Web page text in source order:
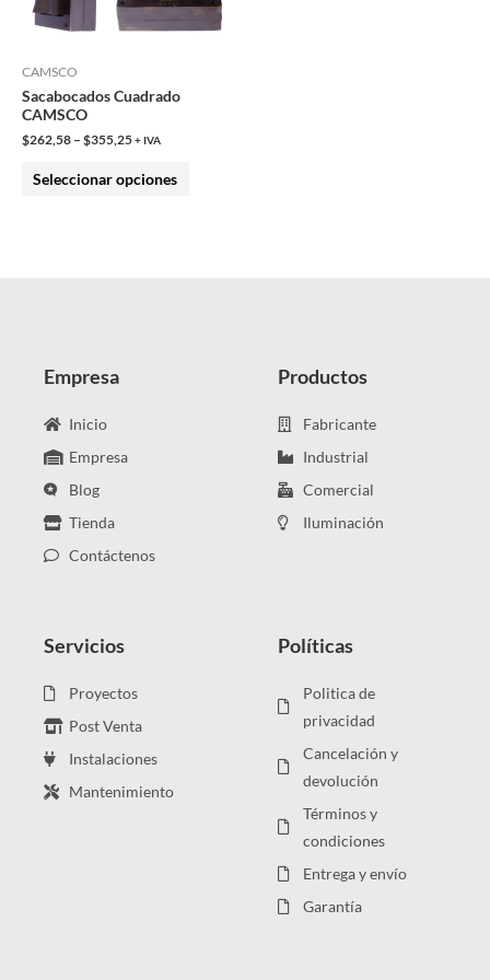
CAMSCO
Sacabocados Cuadrado
CAMSCO
$262,58 – $355,25+ IVA
Seleccionar opciones
opciones
Empresa
Inicio
Empresa
Blog
Tienda
Contáctenos
Productos
Fabricante
Industrial
Comercial
Iluminación
Servicios
Proyectos
Post Venta
Instalaciones
Mantenimiento
Políticas
Politica de
privacidad
Cancelación y
devolución
Términos y
condiciones
Entrega y envío
Garantía